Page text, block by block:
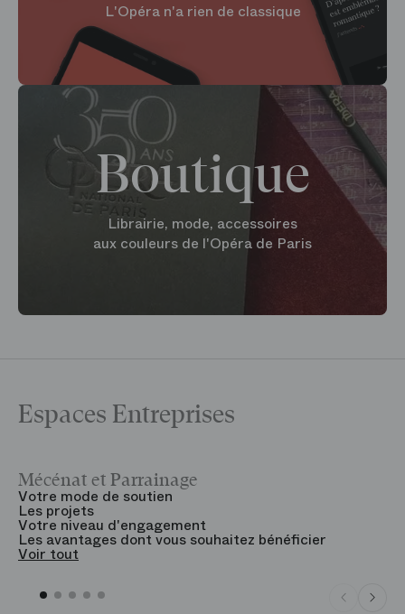
L'Opéra n'a rien de classique
Boutique
Librairie, mode, accessoires
aux couleurs de l'Opéra de Paris
Espaces Entreprises
Mécénat et Parrainage
Votre mode de soutien
Les projets
Votre niveau d'engagement
Les avantages dont vous souhaitez bénéficier
Voir tout